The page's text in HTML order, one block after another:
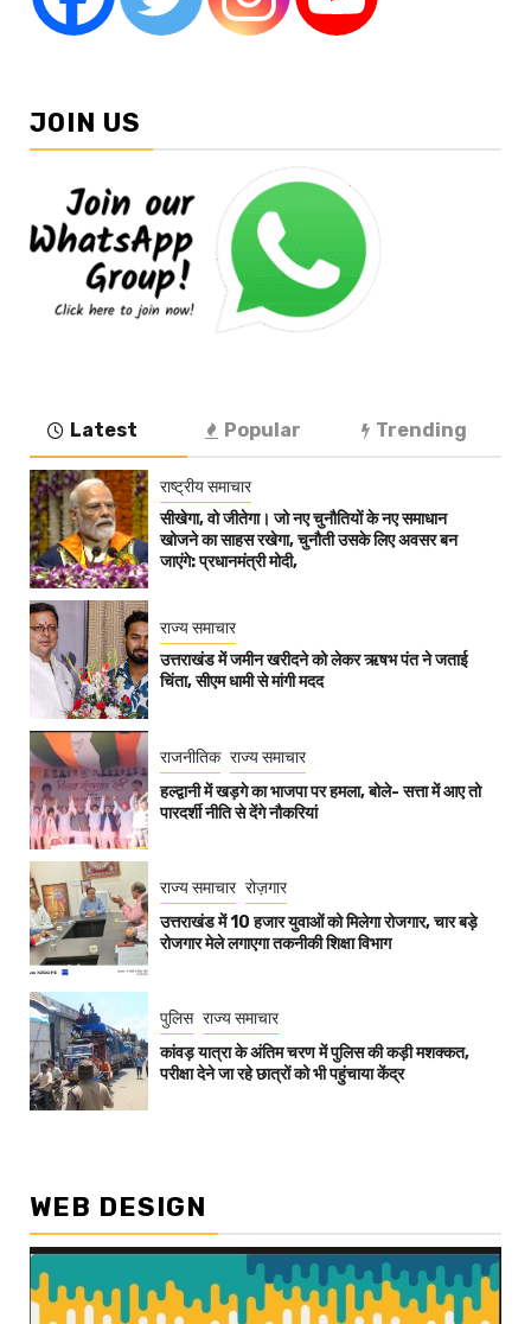
JOIN US
Latest Popular Trending
राष्ट्रीय समाचार
सीखेगा, वो जीतेगा। जो नए चुनौतियों के नए समाधान
खोजने का साहस रखेगा, चुनौती उसके लिए अवसर बन
जाएंगे: प्रधानमंत्री मोदी,
राज्य समाचार
उत्तराखंड में जमीन खरीदने को लेकर ऋषभ पंत ने जताई
चिंता, सीएम धामी से मांगी मदद
राजनीतिक राज्य समाचार
हल्द्वानी में खड़गे का भाजपा पर हमला, बोले- सत्ता में आए तो
पारदर्शी नीति से देंगे नौकरियां
राज्य समाचार रोज़गार
उत्तराखंड में 10 हजार युवाओं को मिलेगा रोजगार, चार बड़े
रोजगार मेले लगाएगा तकनीकी शिक्षा विभाग
पुलिस राज्य समाचार
कांवड़ यात्रा के अंतिम चरण में पुलिस की कड़ी मशक्कत,
परीक्षा देने जा रहे छात्रों को भी पहुंचाया केंद्र
WEB DESIGN